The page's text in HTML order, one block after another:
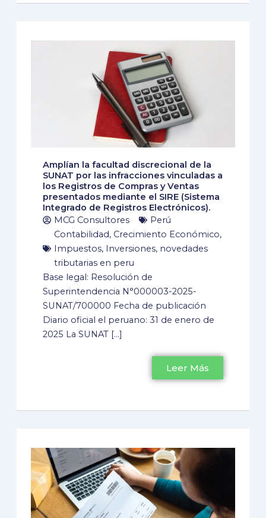
Amplían la facultad discrecional de la
SUNAT por las infracciones vinculadas a
los Registros de Compras y Ventas
presentados mediante el SIRE (Sistema
Integrado de Registros Electrónicos).
MCG Consultores
Perú
Contabilidad, Crecimiento Económico,
Impuestos, Inversiones, novedades
tributarias en peru
Base legal: Resolución de
Superintendencia N°000003-2025-
SUNAT/700000 Fecha de publicación
Diario oficial el peruano: 31 de enero de
2025 La SUNAT […]
Leer Más